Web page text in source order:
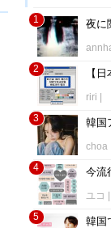
1
2
riri
3
choa|
4
ユコ
5